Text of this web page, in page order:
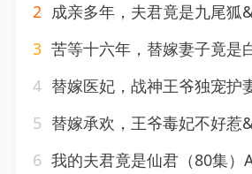
2 成亲多年，夫君竟是九尾狐&成亲多年夫君竟
3 苦等十六年，替嫁妻子竟是白月光&苦等十六年替嫁妻
4 替嫁医妃，战神王爷独宠护妻&替嫁医妃战神王
5 替嫁承欢，王爷毒妃不好惹&替嫁承欢王爷毒
6 我的夫君竟是仙君（80集）